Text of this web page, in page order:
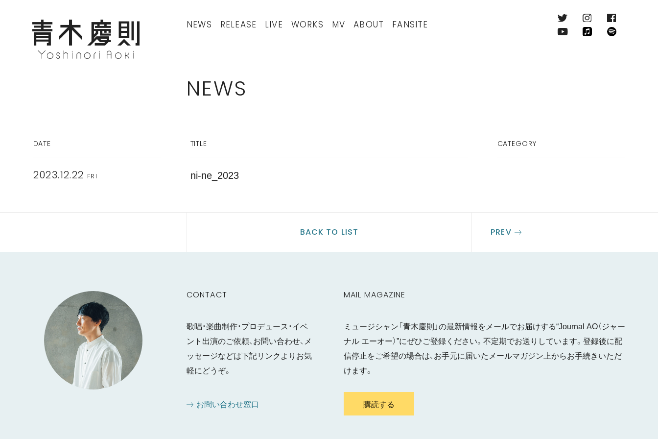
NEWS RELEASE LIVE WORKS MV ABOUT FANSITE
NEWS
DATE
2023.12.22 FRI
TITLE
ni-ne_2023
CATEGORY
BACK TO LIST PREV
CONTACT
歌唱・楽曲制作・プロデュース・イベ
ント出演のご依頼、お問い合わせ、メ
ッセージなどは下記リンクよりお気
軽にどうぞ。
お問い合わせ窓口
MAIL MAGAZINE
ミュージシャン「青木慶則」の最新情報をメールでお届けする“Journal AO（ジャー
ナル エーオー）”にぜひご登録ください。不定期でお送りしています。登録後に配
信停止をご希望の場合は、お手元に届いたメールマガジン上からお手続きいただ
けます。
購読する